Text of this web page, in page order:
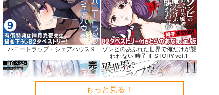
Fresh＆Smooth
ロイヤルマウンテン
770円（税込）
オリジナル
嫌な顔されながらおパ
ンツ見せてもらいたい
本14
アニマルマシーン
787円（税込）
オリジナル
FETISH ACADEMY
ロイヤルマウンテン
770円（税込）
オリジナル
青山 澄香
ハニートラップ・シェアハウス 9
ゾンビのあふれた世界で俺だけが襲
われない 時子 IF STORY vol.1
もっと見る！